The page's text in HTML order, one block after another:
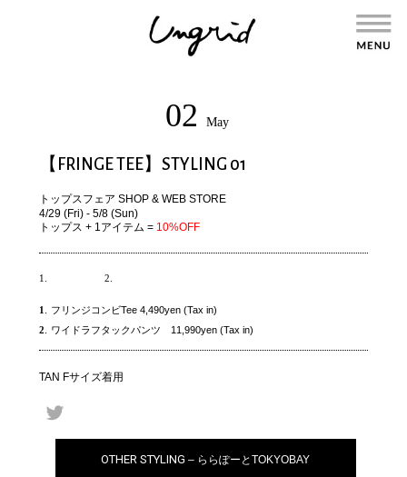
02 May
【FRINGE TEE】STYLING 01
トップスフェア SHOP& WEB STORE
4/29 (Fri) - 5/8 (Sun)
トップス + 1アイテム = 10%OFF
1. 2.
1
フリンジコンビTee 4,490yen (Tax in)
2
ワイドラフタックパンツ 11,990yen (Tax in)
TAN Fサイズ着用
OTHER STYLING – ららぽーとTOKYOBAY